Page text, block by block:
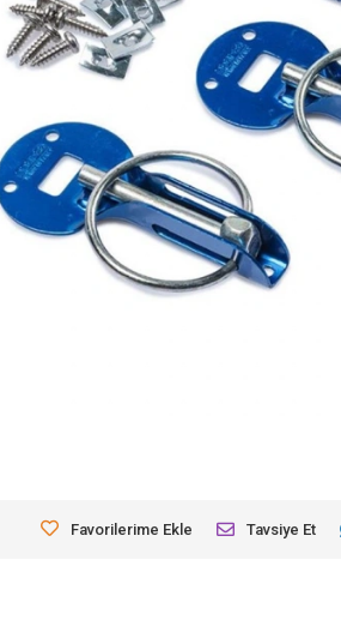
Favorilerime Ekle Tavsiye Et